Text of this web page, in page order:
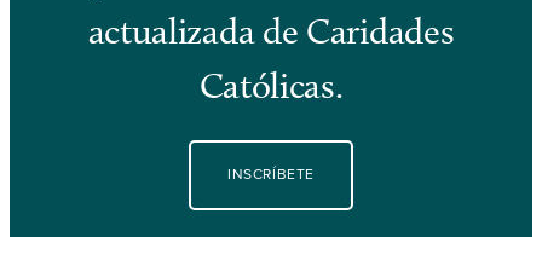
actualizada de Caridades
Católicas.
INSCRÍBETE